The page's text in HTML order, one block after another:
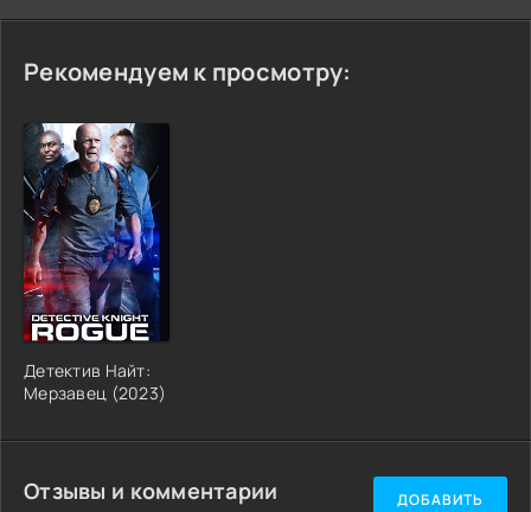
Рекомендуем к просмотру:
Детектив Найт:
Мерзавец (2023)
Отзывы и комментарии ДОБАВИТЬ